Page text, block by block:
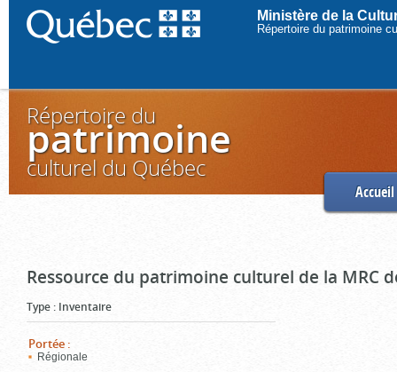
Ministère de la
Répertoire du patrimoine
Répertoire du
patrimoine
culturel du Québec
Accueil
Ressource du patrimoine culturel de la MRC
Type : Inventaire
Portée :
Régionale